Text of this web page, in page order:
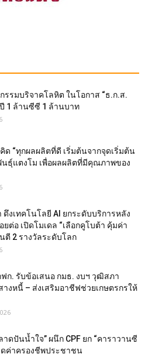
รรมบริจาคโลหิต ในโอกาส “ธ.ก.ส.
1 ล้านซีซี 1 ล้านบาท
ด “ทุกผลผลิตที่ดี เริ่มต้นจากจุดเริ่มต้น
นธุ์แตงโม เพื่อผลผลิตที่มีคุณภาพของ
ดึงเทคโนโลยี AI ยกระดับบริการหลัง
ยต่อ เปิดโมเดล “เลือกคูโบต้า คุ้มค่า
ตี 2 รางวัลระดับโลก
ฟก. รับข้อเสนอ กมธ. งบฯ วุฒิสภา
างหนี้ – ส่งเสริมอาชีฟช่วยเกษตรกรให้
ดปันน้ำใจ” ผนึก CPF ยก “คาราวานซี
ดค่าครองชีพประชาชน